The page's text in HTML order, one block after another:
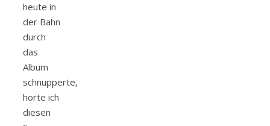
heute in
der Bahn
durch
das
Album
schnupperte,
hörte ich
diesen